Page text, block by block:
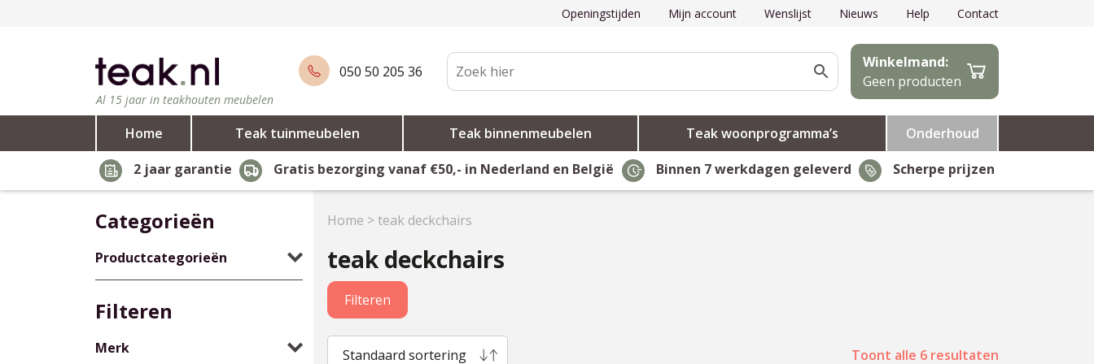
Openingstijden Mijn account Wenslijst Nieuws Help Contact
Al 15 jaar in teakhouten meubelen
050 50 205 36
Winkelmand:
Geen producten
Home Teak tuinmeubelen Teak binnenmeubelen Teak woonprogramma’s
Onderhoud
2 jaar garantie
Gratis bezorging vanaf €50,- in Nederland en België Binnen 7 werkdagen geleverd Scherpe prijzen
Categorieën
Productcategorieën
Filteren
Merk
Home >teak deckchairs
teak deckchairs
Filteren
Standaard sortering Toont alle 6 resultaten